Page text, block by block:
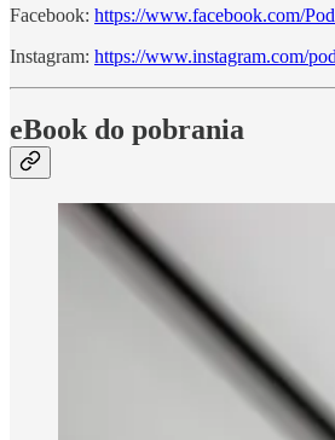
Facebook: https://www.facebook.com/
Instagram: https://www.instagram.com/
eBook do pobrania